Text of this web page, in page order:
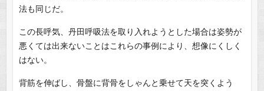
法も同じだ。
この長呼気、丹田呼吸法を取り入れようとした場合は姿勢が
悪くては出来ないことはこれらの事例により、想像にくしく
はない。
背筋を伸ばし、骨盤に背骨をしゃんと乗せて天を突くよう